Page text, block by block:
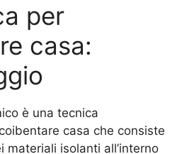
per
casa:
è una tecnica
casa che consiste
materiali isolanti all’interno